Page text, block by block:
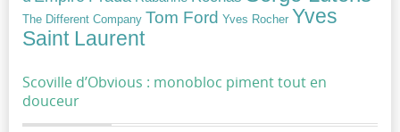
The Different Company Tom Ford Yves Rocher Yves
Saint Laurent
Scoville d’Obvious : monobloc piment tout en
douceur